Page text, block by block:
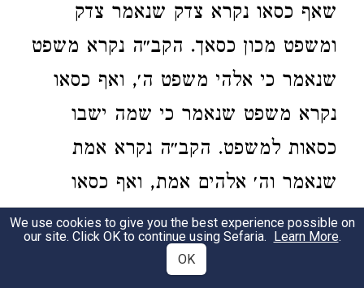
שאף כסאו נקרא צדק שנאמר צדק
ומשפט מכון כסאך. הקב״ה נקרא משפט
שנאמר כי אלהי משפט ה׳, ואף כסאו
נקרא משפט שנאמר כי שמה ישבו
כסאות למשפט. הקב״ה נקרא אמת
שנאמר וה׳ אלהים אמת, ואף כסאו
נקרא אמת שנאמר והוכן בחסד כסא
וישב עליו באמת. הקב״ה נקרא כבוד
We use cookies to give you the best experience possible on
our site. Click OK to continue using Sefaria. Learn More.
OK